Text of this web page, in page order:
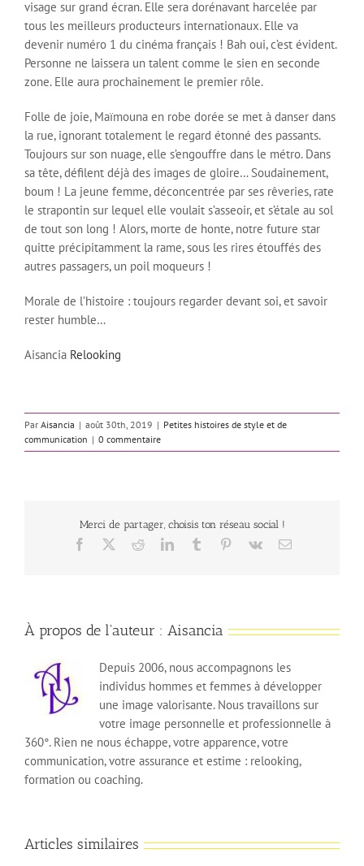
visage sur grand écran. Elle sera dorénavant harcelée par
tous les meilleurs producteurs internationaux. Elle va
devenir numéro 1 du cinéma français ! Bah oui, c’est évident.
Personne ne laissera un talent comme le sien en seconde
zone. Elle aura prochainement le premier rôle.
Folle de joie, Maïmouna en robe dorée se met à danser dans
la rue, ignorant totalement le regard étonné des passants.
Toujours sur son nuage, elle s’engouffre dans le métro. Dans
sa tête, défilent déjà des images de gloire… Soudainement,
boum ! La jeune femme, déconcentrée par ses rêveries, rate
le strapontin sur lequel elle voulait s’asseoir, et s’étale au sol
de tout son long ! Alors, morte de honte, notre future star
quitte précipitamment la rame, sous les rires étouffés des
autres passagers, un poil moqueurs !
Morale de l’histoire : toujours regarder devant soi, et savoir
rester humble…
Aisancia Relooking
Par Aisancia | août 30th, 2019 | Petites histoires de style et de
communication | 0 commentaire
Merci de partager, choisis ton réseau social !
Facebook RedditLinkedInTumblr Pinterest
Vk Email
À propos de l'auteur : Aisancia
Depuis 2006, nous accompagnons les
individus hommes et femmes à développer
une image valorisante. Nous travaillons sur
votre image personnelle et professionnelle à
360°. Rien ne nous échappe, votre apparence, votre
communication, votre assurance et estime : relooking,
formation ou coaching.
Articles similaires